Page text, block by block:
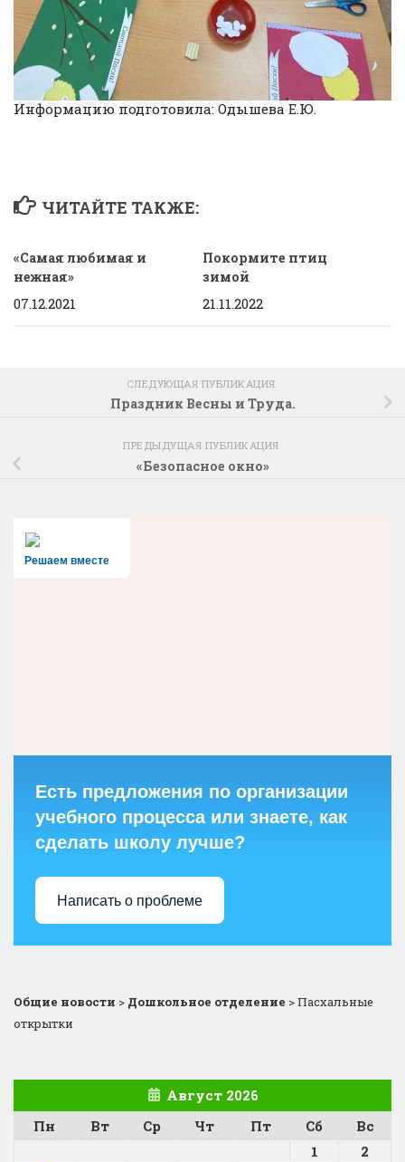
Информацию подготовила: Одышева Е.Ю.
ЧИТАЙТЕ ТАКЖЕ:
«Самая любимая и
нежная»
07.12.2021
Покормите птиц
зимой
21.11.2022
СЛЕДУЮЩАЯ ПУБЛИКАЦИЯ
Праздник Весны и Труда.
ПРЕДЫДУЩАЯ ПУБЛИКАЦИЯ
«Безопасное окно»
Решаем вместе
Есть предложения по организации
учебного процесса или знаете, как
сделать школу лучше?
Написать о проблеме
Общие новости > Дошкольное отделение >Пасхальные
открытки
Август 2026
Пн
Вт Ср Чт Пт Сб
Вс
1
2